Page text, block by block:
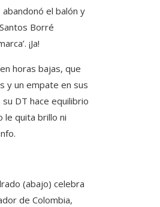
el balón y
Borré
¡Ja!
horas bajas, que
y un empate en sus
DT hace equilibrio
le quita brillo ni
(abajo) celebra
de Colombia,